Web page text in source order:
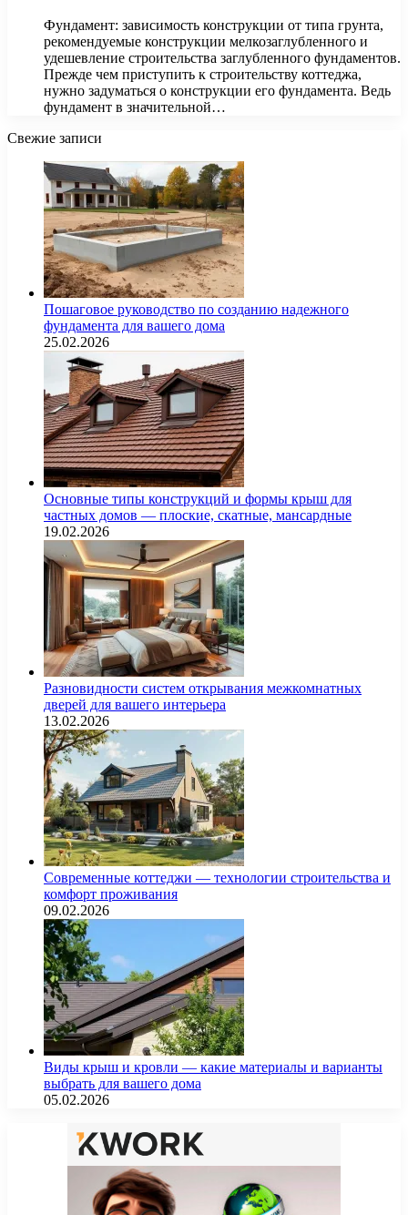
Фундамент: зависимость конструкции от типа грунта,
рекомендуемые конструкции мелкозаглубленного и
удешевление строительства заглубленного фундаментов.
Прежде чем приступить к строительству коттеджа,
нужно задуматься о конструкции его фундамента. Ведь
фундамент в значительной…
Свежие записи
Пошаговое руководство по созданию надежного
фундамента для вашего дома
25.02.2026
Основные типы конструкций и формы крыш для
частных домов — плоские, скатные, мансардные
19.02.2026
Разновидности систем открывания межкомнатных
дверей для вашего интерьера
13.02.2026
Современные коттеджи — технологии строительства и
комфорт проживания
09.02.2026
Виды крыш и кровли — какие материалы и варианты
выбрать для вашего дома
05.02.2026